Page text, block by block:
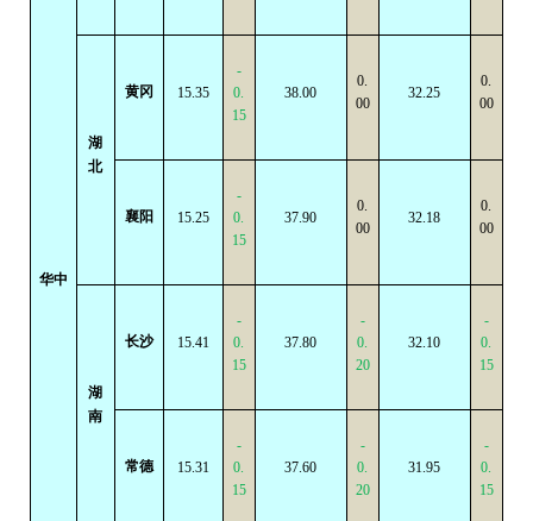
华中
湖
北
黄冈 15.35
-
0.
15
38.00
0.
00
32.25
0.
00
襄阳 15.25
-
0.
15
37.90
0.
00
32.18
0.
00
湖
南
长沙 15.41
-
0.
15
37.80
-
0.
20
32.10
-
0.
15
常德 15.31
-
0.
15
37.60
-
0.
20
31.95
-
0.
15